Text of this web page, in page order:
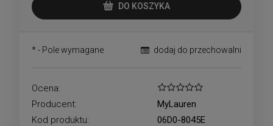
DO KOSZYKA
dodaj do przechowalni
* - Pole wymagane
Ocena:
Producent:
MyLauren
Kod produktu:
06D0-8045E